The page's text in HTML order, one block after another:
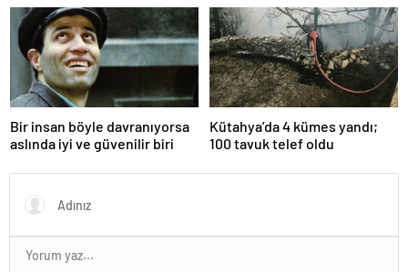
Bir insan böyle davranıyorsa
aslında iyi ve güvenilir biri
Kütahya’da 4 kümes yandı;
100 tavuk telef oldu